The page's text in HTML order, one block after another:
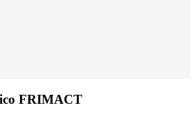
FRIMACT